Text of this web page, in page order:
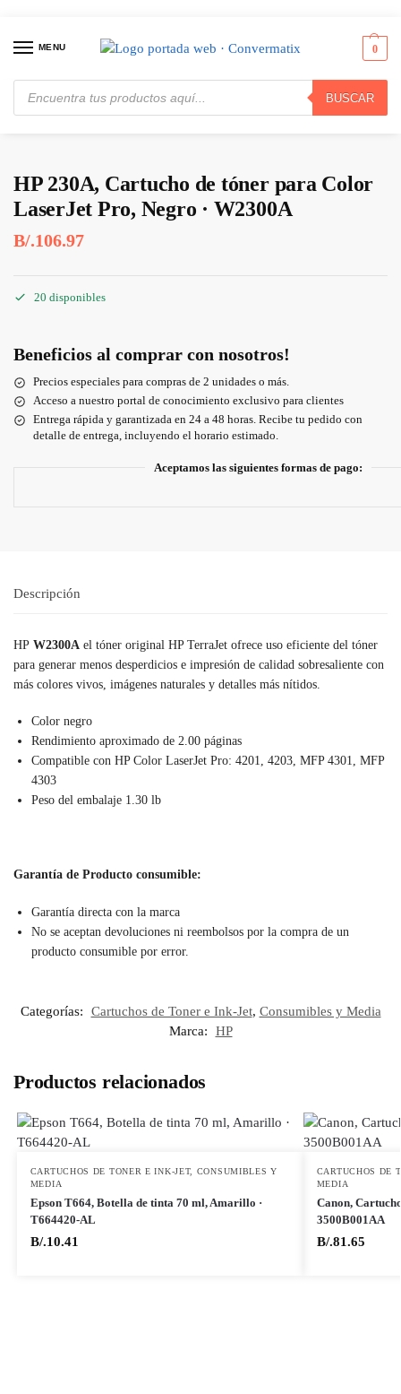
MENU
BUSCAR
0
Inicio / Consumibles y Media / Cartuchos de Toner e Ink-Jet HP 230A, Cartucho de tóner para Color LaserJet Pro, Negro · W2300A
HP 230A, Cartucho de tóner para Color
LaserJet Pro, Negro · W2300A
B/.106.97
20 disponibles
Beneficios al comprar con nosotros!
Precios especiales para compras de 2 unidades o más.
Acceso a nuestro portal de conocimiento exclusivo para clientes
Entrega rápida y garantizada en 24 a 48 horas. Recibe tu pedido con
detalle de entrega, incluyendo el horario estimado.
Aceptamos las siguientes formas de pago:
Descripción
HP W2300A el tóner original HP TerraJet ofrece uso eficiente del tóner
para generar menos desperdicios e impresión de calidad sobresaliente con
más colores vivos, imágenes naturales y detalles más nítidos.
Color negro
Rendimiento aproximado de 2.00 páginas
Compatible con HP Color LaserJet Pro: 4201, 4203, MFP 4301, MFP
4303
Peso del embalaje 1.30 lb
Garantía de Producto consumible:
Garantía directa con la marca
No se aceptan devoluciones ni reembolsos por la compra de un
producto consumible por error.
Categorías: Cartuchos de Toner e Ink-Jet, Consumibles y Media
Marca:
HP
Productos relacionados
CARTUCHOS DE TONER E INK-JET, CONSUMIBLES Y
MEDIA
Epson T664, Botella de tinta 70 ml, Amarillo ·
T664420-AL
B/.10.41
CARTUCHOS DE
MEDIA
Canon,
3500B001AA
B/.81.65